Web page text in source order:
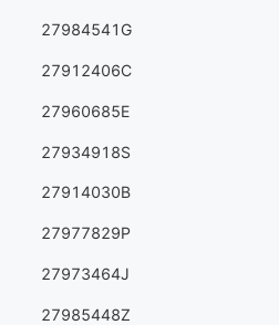
27984541G
27912406C
27960685E
27934918S
27914030B
27977829P
27973464J
27985448Z